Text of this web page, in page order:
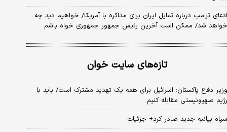
ادعای ترامپ درباره تمایل ایران برای مذاکره با آمریکا/ خواهیم دید چه
خواهد شد/ ممکن است آخرین رئیس‌ جمهور جمهوری خواه باشم
تازه‌های سایت خوان
وزیر دفاع پاکستان: اسرائیل برای همه یک تهدید مشترک است/ باید با
رژیم صهیونیستی مقابله کنیم
سپاه بیانیه جدید صادر کرد+ جزئیات